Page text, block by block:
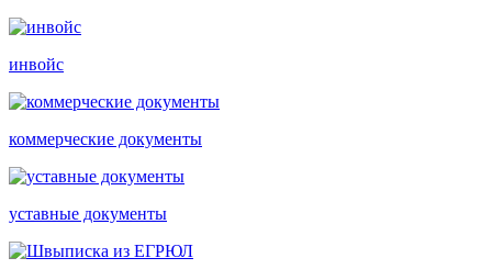
инвойс
коммерческие документы
уставные документы